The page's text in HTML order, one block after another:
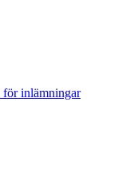
för inlämningar